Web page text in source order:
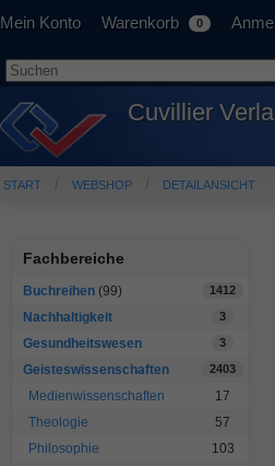
Mein Konto Warenkorb 0
Cuvillier
START WEBSHOP DETAILANSICHT
Fachbereiche
Buchreihen (99) 1412
Nachhaltigkeit 3
Gesundheitswesen 3
Geisteswissenschaften 2403
Medienwissenschaften
17
Theologie
57
Philosophie
103